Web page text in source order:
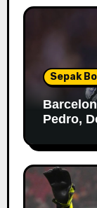
Sepak
Pedro,